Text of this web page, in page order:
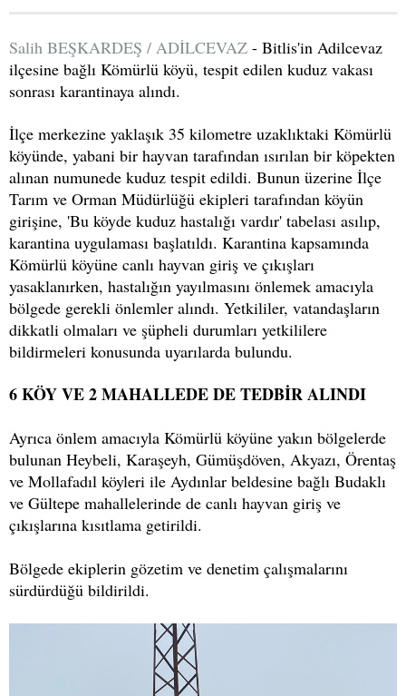
Salih BEŞKARDEŞ / ADİLCEVAZ - Bitlis'in Adilcevaz
ilçesine bağlı Kömürlü köyü, tespit edilen kuduz vakası
sonrası karantinaya alındı.
İlçe merkezine yaklaşık 35 kilometre uzaklıktaki Kömürlü
köyünde, yabani bir hayvan tarafından ısırılan bir köpekten
alınan numunede kuduz tespit edildi. Bunun üzerine İlçe
Tarım ve Orman Müdürlüğü ekipleri tarafından köyün
girişine, 'Bu köyde kuduz hastalığı vardır' tabelası asılıp,
karantina uygulaması başlatıldı. Karantina kapsamında
Kömürlü köyüne canlı hayvan giriş ve çıkışları
yasaklanırken, hastalığın yayılmasını önlemek amacıyla
bölgede gerekli önlemler alındı. Yetkililer, vatandaşların
dikkatli olmaları ve şüpheli durumları yetkililere
bildirmeleri konusunda uyarılarda bulundu.
6 KÖY VE 2 MAHALLEDE DE TEDBİR ALINDI
Ayrıca önlem amacıyla Kömürlü köyüne yakın bölgelerde
bulunan Heybeli, Karaşeyh, Gümüşdöven, Akyazı, Örentaş
ve Mollafadıl köyleri ile Aydınlar beldesine bağlı Budaklı
ve Gültepe mahallelerinde de canlı hayvan giriş ve
çıkışlarına kısıtlama getirildi.
Bölgede ekiplerin gözetim ve denetim çalışmalarını
sürdürdüğü bildirildi.